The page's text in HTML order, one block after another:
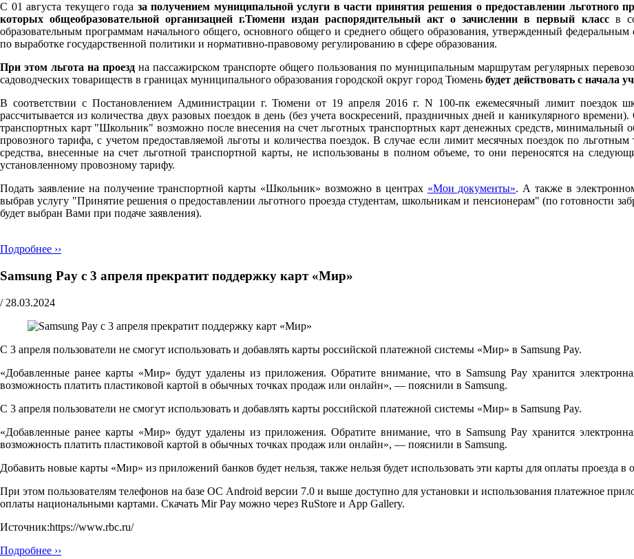
С 01 августа текущего года за получением муниципальной услуги в части принятия решения о предоставлении льготного
которых общеобразовательной организацией г.Тюмени издан распорядительный акт о зачислении в первый классв
образовательным программам начального общего, основного общего и среднего общего образования, утвержденный
по выработке государственной политики и нормативно-правовому регулированию в сфере образования.
При этом льгота на проезд на пассажирском транспорте общего пользования по муниципальным маршрутам регулярных
садоводческих товариществ в границах муниципального образования городской округ город Тюмень будет действовать с начала
В соответствии с Постановлением Администрации г. Тюмени от 19 апреля 2016 г. N 100-пк ежемесячный лимит поездок
рассчитывается из количества двух разовых поездок в день (без учета воскресений, праздничных дней и каникулярного
транспортных карт "Школьник" возможно после внесения на счет льготных транспортных карт денежных средств, минимальный
провозного тарифа, с учетом предоставляемой льготы и количества поездок. В случае если лимит месячных поездок по
средства, внесенные на счет льготной транспортной карты, не использованы в полном объеме, то они переносятся на
установленному провозному тарифу.
Подать заявление на получение транспортной карты «Школьник» возможно в центрах «Мои документы». А также в
выбрав услугу "Принятие решения о предоставлении льготного проезда студентам, школьникам и пенсионерам" (по готовности
будет выбран Вами при подаче заявления).
Подробнее ››
Samsung Pay с 3 апреля прекратит поддержку карт «Мир»
/ 28.03.2024
С 3 апреля пользователи не смогут использовать и добавлять карты российской платежной системы «Мир» в Samsung Pay.
«Добавленные ранее карты «Мир» будут удалены из приложения. Обратите внимание, что в Samsung Pay хранится
возможность платить пластиковой картой в обычных точках продаж или онлайн», — пояснили в Samsung.
С 3 апреля пользователи не смогут использовать и добавлять карты российской платежной системы «Мир» в Samsung Pay.
«Добавленные ранее карты «Мир» будут удалены из приложения. Обратите внимание, что в Samsung Pay хранится
возможность платить пластиковой картой в обычных точках продаж или онлайн», — пояснили в Samsung.
Добавить новые карты «Мир» из приложений банков будет нельзя, также нельзя будет использовать эти карты для оплаты проезда в
При этом пользователям телефонов на базе ОС Android версии 7.0 и выше доступно для установки и использования платежное
оплаты национальными картами. Скачать Mir Pay можно через RuStore и App Gallery.
Источник:https://www.rbc.ru/
Подробнее ››